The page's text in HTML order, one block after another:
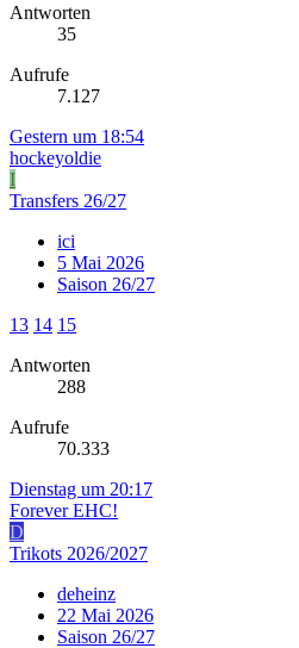
Antworten
35
Aufrufe
7.127
Gestern um 18:54
hockeyoldie
I
Transfers 26/27
ici
5 Mai 2026
Saison 26/27
13 14 15
Antworten
288
Aufrufe
70.333
Dienstag um 20:17
Forever EHC!
D
Trikots 2026/2027
deheinz
22 Mai 2026
Saison 26/27